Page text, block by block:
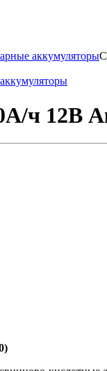
аккумуляторы
ч 12В